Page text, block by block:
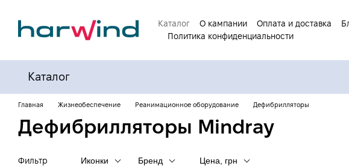
Каталог
О кампании Оплата и доставка
Политика конфиденциальности
Каталог
Главная Жизнеобеспечение Реанимационное оборудование Дефибрилляторы
Дефибрилляторы Mindray
Фильтр Иконки Бренд Цена, грн